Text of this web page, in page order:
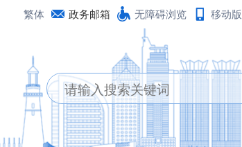
繁体 政务邮箱 无障碍浏览 移动版